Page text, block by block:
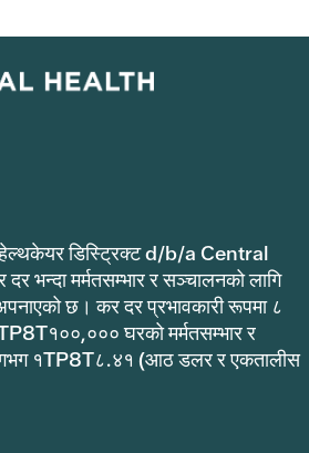
हेल्थकेयर डिस्ट्रिक्ट d/b/a Central
भन्दा मर्मतसम्भार र सञ्चालनको लागि
छ। कर दर प्रभावकारी रूपमा ८
घरको मर्मतसम्भार र
१TP8T८.४१ (आठ डलर र एकतालीस